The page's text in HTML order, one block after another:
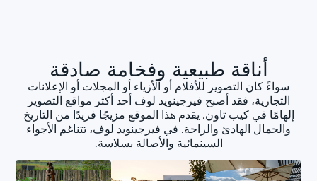
أناقة طبيعية وفخامة صادقة
سواءً كان التصوير للأفلام أو الأزياء أو المجلات أو الإعلانات
التجارية، فقد أصبح فيرجينويد لوف أحد أكثر مواقع التصوير
إلهامًا في كيب تاون. يقدم هذا الموقع مزيجًا فريدًا من التاريخ
والجمال الهادئ والراحة. في فيرجينويد لوف، تتناغم الأجواء
السينمائية والأصالة بسلاسة.